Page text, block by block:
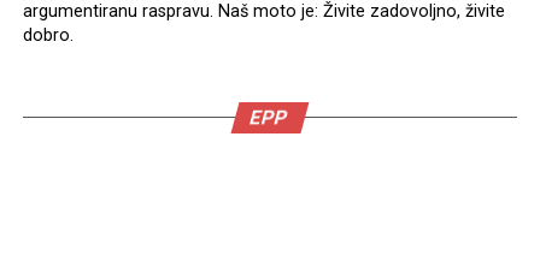
argumentiranu raspravu. Naš moto je: Živite zadovoljno, živite
dobro.
EPP